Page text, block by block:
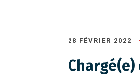
28 FÉVRIER 2022
Chargé(e)